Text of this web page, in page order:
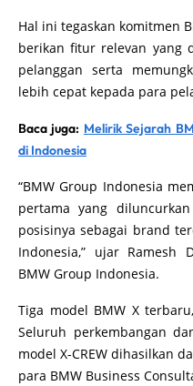
Hal ini tegaskan komitmen
berikan fitur relevan yang
pelanggan serta
lebih cepat kepada para
Baca juga: Melirik Sejarah
di Indonesia
“BMW Group Indonesia
pertama yang
posisinya sebagai brand
Indonesia,” ujar Ramesh
BMW Group Indonesia.
Tiga model BMW X
Seluruh perkembangan
model X-CREW dihasilkan
para BMW Business